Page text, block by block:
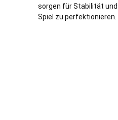
sorgen für Stabilität
Spiel zu perfektionieren.